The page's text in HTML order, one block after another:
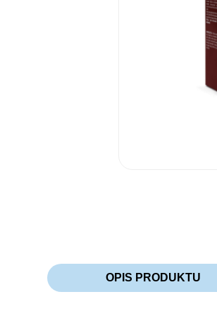
OPIS PRODUKTU